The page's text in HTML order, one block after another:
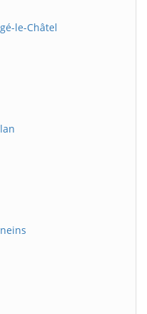
le-Châtel